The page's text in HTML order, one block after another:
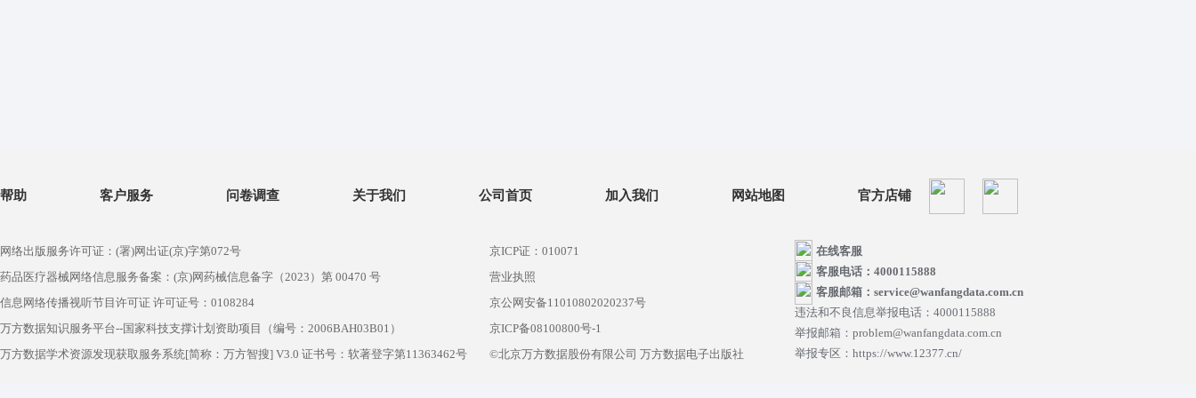
帮助 客户服务 问卷调查 关于我们 公司首页 加入我们 网站地图 官方店铺
网络出版服务许可证：(署)网出证(京)字第072号
药品医疗器械网络信息服务备案：(京)网药械信息备字（2023）第 00470 号
信息网络传播视听节目许可证 许可证号：0108284
万方数据知识服务平台--国家科技支撑计划资助项目（编号：2006BAH03B01）
万方数据学术资源发现获取服务系统[简称：万方智搜] V3.0 证书号：软著登字第11363462号
京ICP证：010071
营业执照
京公网安备11010802020237号
京ICP备08100800号-1
©北京万方数据股份有限公司 万方数据电子出版社
在线客服
客服电话：4000115888
客服邮箱：service@wanfangdata.com.cn
违法和不良信息举报电话：4000115888
举报邮箱：problem@wanfangdata.com.cn
举报专区：https://www.12377.cn/